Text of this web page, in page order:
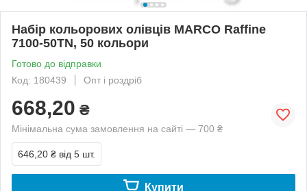
Набір кольорових олівців MARCO Raffine
7100-50TN, 50 кольори
Готово до відправки
Код: 180439
Опт і роздріб
668,20 ₴
Мінімальна сума замовлення на сайті — 700 ₴
646,20 ₴ від 5 шт.
Купити